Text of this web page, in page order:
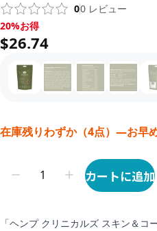
00 レビュー
20%お得, $26.74
20%お得
$26.74
在庫残りわずか（4点）—お早
カートに追加
「ヘンプ クリニカルズ スキン＆